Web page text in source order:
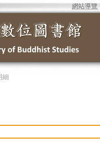
網站導覽
細